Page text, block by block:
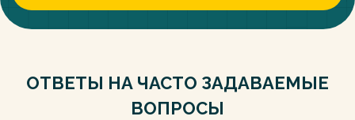
ОТВЕТЫ НА ЧАСТО ЗАДАВАЕМЫЕ
ВОПРОСЫ